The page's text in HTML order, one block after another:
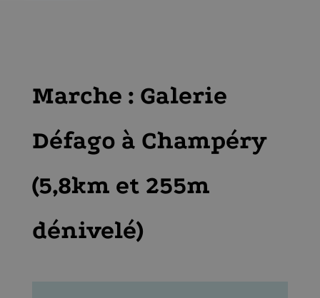
Marche : Galerie
Défago à Champéry
(5,8km et 255m
dénivelé)